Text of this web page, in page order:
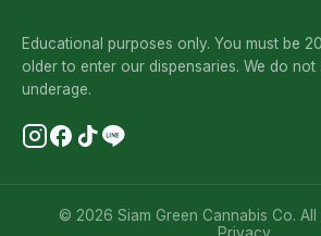
Educational purposes only. You must be
older to enter our dispensaries. We do
underage.
© 2026 Siam Green Cannabis Co.
Privacy